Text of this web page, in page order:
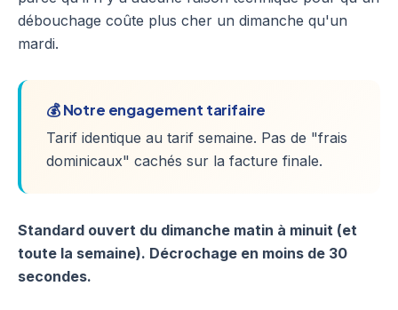
débouchage coûte plus cher un dimanche qu'un
mardi.
💰 Notre engagement tarifaire
Tarif identique au tarif semaine. Pas de "frais
dominicaux" cachés sur la facture finale.
Standard ouvert du dimanche matin à minuit (et
toute la semaine). Décrochage en moins de 30
secondes.